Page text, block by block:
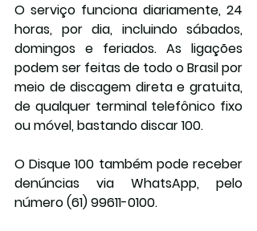
O serviço funciona diariamente, 24
horas, por dia, incluindo sábados,
domingos e feriados. As ligações
podem ser feitas de todo o Brasil por
meio de discagem direta e gratuita,
de qualquer terminal telefônico fixo
ou móvel, bastando discar 100.
O Disque 100 também pode receber
denúncias via WhatsApp, pelo
número (61) 99611-0100.